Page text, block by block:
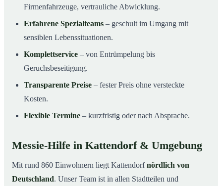
Firmenfahrzeuge, vertrauliche Abwicklung.
Erfahrene Spezialteams – geschult im Umgang mit
sensiblen Lebenssituationen.
Komplettservice – von Entrümpelung bis
Geruchsbeseitigung.
Transparente Preise – fester Preis ohne versteckte
Kosten.
Flexible Termine – kurzfristig oder nach Absprache.
Messie-Hilfe in Kattendorf & Umgebung
Mit rund 860 Einwohnern liegt Kattendorfnördlich von
Deutschland. Unser Team ist in allen Stadtteilen und